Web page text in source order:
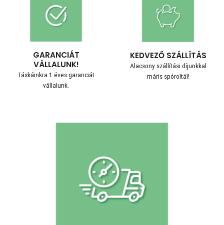
GARANCIÁT
VÁLLALUNK!
Táskáinkra 1 éves garanciát
vállalunk.
KEDVEZŐ SZÁLLÍTÁS
Alacsony szállítási díjunkkal
máris spóroltál!